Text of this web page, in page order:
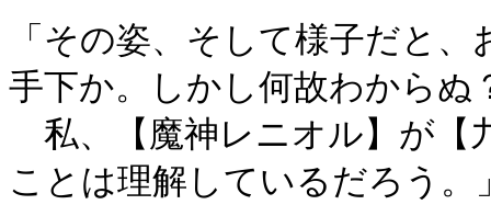
「その姿、そして様子だと
手下か。しかし何故わからぬ
私、【魔神レニオル】が【
ことは理解しているだろう。